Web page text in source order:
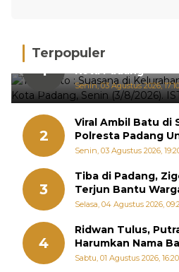
Terpopuler
1
Hujan Deras, 15
Kota Padang
Senin, 03 Agustus 2026,
2
Viral Ambil Batu di
Polresta Padang
Sebenarnya
Senin, 03 Agustus 2026,
3
Tiba di Padang,
Terjun Bantu
Selasa, 04 Agustus 2026,
4
Ridwan Tulus,
Harumkan Nama
Diabadikan dalam
Sabtu, 01 Agustus 2026,